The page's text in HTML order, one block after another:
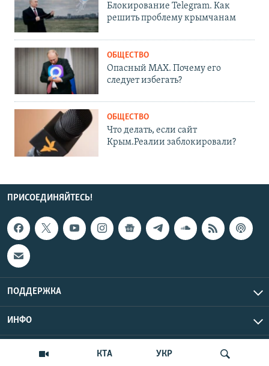
КТА УКР
Блокирование Telegram. Как
решить проблему крымчанам
ОБЩЕСТВО
Опасный MAX. Почему его
следует избегать?
ОБЩЕСТВО
Что делать, если сайт
Крым.Реалии заблокировали?
ПРИСОЕДИНЯЙТЕСЬ!
ПОДДЕРЖКА
ИНФО
Copyright Крым.Реалии, 2026 | Все права защищены.
UTC+3